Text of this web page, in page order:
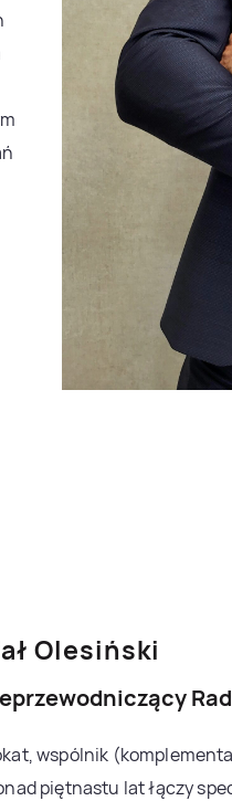
Olesiński
wspólnik
piętnastu lat łączy